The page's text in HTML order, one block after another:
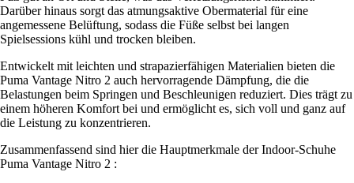
Darüber hinaus sorgt das atmungsaktive Obermaterial für eine
angemessene Belüftung, sodass die Füße selbst bei langen
Spielsessions kühl und trocken bleiben.
Entwickelt mit leichten und strapazierfähigen Materialien bieten die
Puma Vantage Nitro 2 auch hervorragende Dämpfung, die die
Belastungen beim Springen und Beschleunigen reduziert. Dies trägt zu
einem höheren Komfort bei und ermöglicht es, sich voll und ganz auf
die Leistung zu konzentrieren.
Zusammenfassend sind hier die Hauptmerkmale der Indoor-Schuhe
Puma Vantage Nitro 2 :